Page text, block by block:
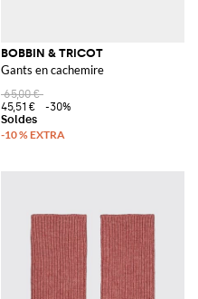
BOBBIN & TRICOT
Gants en cachemire
65,00 €
45,51 €
-30%